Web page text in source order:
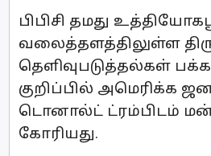
பிபிசி தமது
வலைத்தளத்திலுள்ள
தெளிவுபடுத்தல்கள்
குறிப்பில் அமெரிக்க
டொனால்ட் ட்ரம்பிடம்
கோரியது.